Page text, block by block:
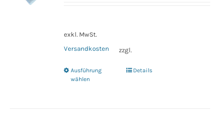
Produktseite
gewählt
exkl. MwSt.
zzgl.
Versandkosten
Ausführung
wählen
Dieses
Details